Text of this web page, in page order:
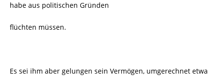
habe aus politischen Gründen
flüchten müssen.
Es sei ihm aber gelungen sein Vermögen, umgerechnet etwa